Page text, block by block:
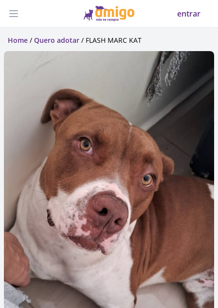
Abrir menu entrar
Home / Quero adotar / FLASH MARC KAT